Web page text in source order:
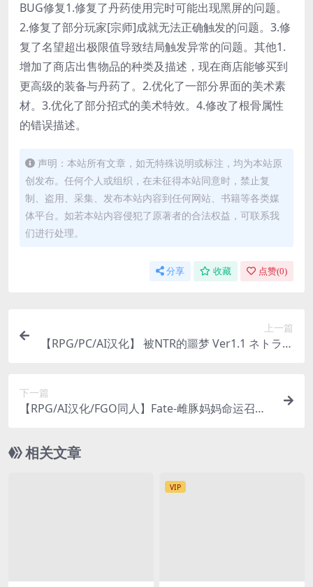
BUG修复1.修复了丹药使用完时可能出现黑屏的问题。
2.修复了部分玩家[宗师]成就无法正确触发的问题。3.修
复了名望超出极限值导致结局触发异常的问题。其他1.
增加了商店出售物品的种类及描述，现在商店能够买到
更高级的装备与丹药了。2.优化了一部分界面的美术素
材。3.优化了部分招式的美术特效。4.修改了根骨属性
的错误描述。
声明：本站所有文章，如无特殊说明或标注，均为本站原
创发布。任何个人或组织，在未征得本站同意时，禁止复
制、盗用、采集、发布本站内容到任何网站、书籍等各类媒
体平台。如若本站内容侵犯了原著者的合法权益，可联系我
们进行处理。
分享 收藏 点赞(0)
上一篇
【RPG/PC/AI汉化】 被NTR的噩梦 Ver1.1 ネトラレ
下一篇
【RPG/AI汉化/FGO同人】Fate-雌豚妈妈命运召唤
相关文章
VIP